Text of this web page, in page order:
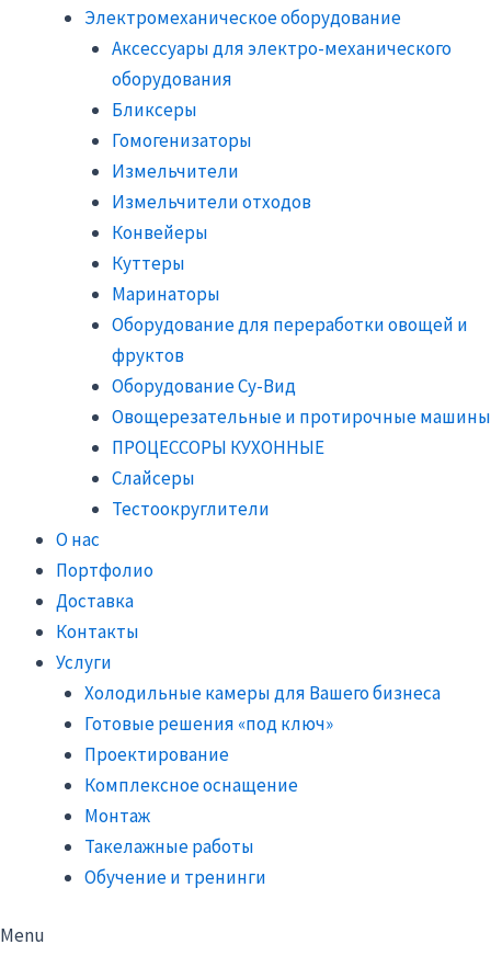
Электромеханическое оборудование
Аксессуары для электро-механического
оборудования
Бликсеры
Гомогенизаторы
Измельчители
Измельчители отходов
Конвейеры
Куттеры
Маринаторы
Оборудование для переработки овощей и
фруктов
Оборудование Су-Вид
Овощерезательные и протирочные машины
ПРОЦЕССОРЫ КУХОННЫЕ
Слайсеры
Тестоокруглители
О нас
Портфолио
Доставка
Контакты
Услуги
Холодильные камеры для Вашего бизнеса
Готовые решения «под ключ»
Проектирование
Комплексное оснащение
Монтаж
Такелажные работы
Обучение и тренинги
Menu